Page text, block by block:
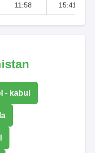
11:58 15:41
- kabul